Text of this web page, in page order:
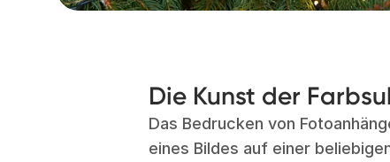
Die Kunst der
Das Bedrucken von
eines Bildes auf einer